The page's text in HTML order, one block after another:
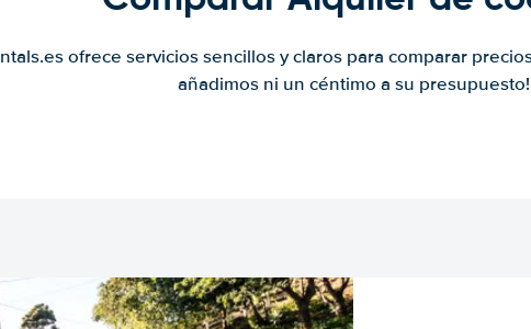
ofrece servicios sencillos y claros para comparar
añadimos ni un céntimo a su presupuesto!